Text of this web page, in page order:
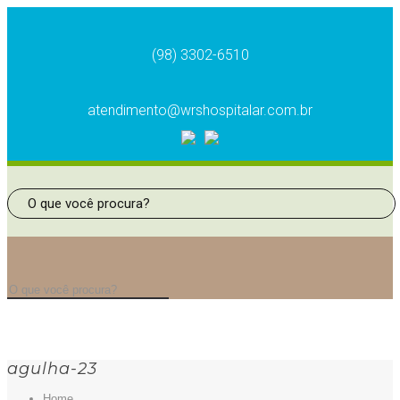
(98) 3302-6510
atendimento@wrshospitalar.com.br
agulha-23